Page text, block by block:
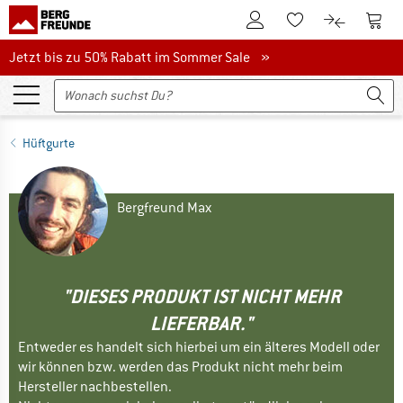
Zum KundenkontoZum Merkzettel.
Zum Zum
Jetzt bis zu 50% Rabatt im Sommer Sale
Jetzt bis zu 50% Rabatt im Sommer Sale »
Hüftgurte
Bergfreund Max
"DIESES PRODUKT IST NICHT MEHR
LIEFERBAR."
Entweder es handelt sich hierbei um ein älteres Modell oder
wir können bzw. werden das Produkt nicht mehr beim
Hersteller nachbestellen.